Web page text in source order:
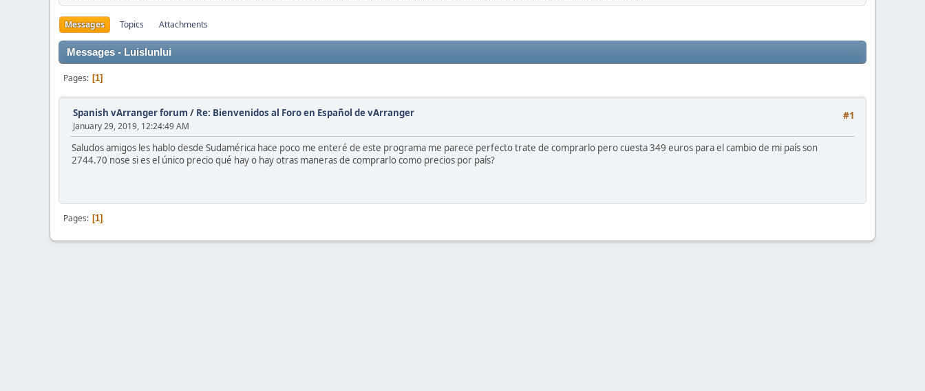
Messages Topics Attachments
Messages - Luislunlui
Pages 1
#1
Spanish vArranger forum / Re: Bienvenidos al Foro en Español de vArranger
January 29, 2019, 12:24:49 AM
Saludos amigos les hablo desde Sudamérica hace poco me enteré de este programa me parece perfecto trate de comprarlo pero cuesta 349 euros para el cambio de mi país son
2744.70 nose si es el único precio qué hay o hay otras maneras de comprarlo como precios por país?
Pages 1